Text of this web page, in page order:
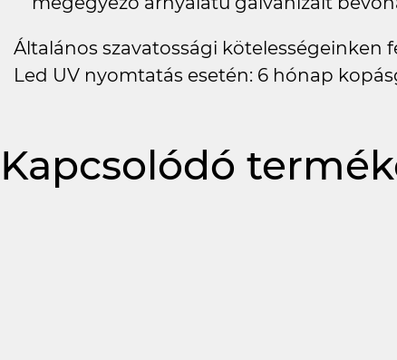
Általános szavatossági kötelességeinken
Led UV nyomtatás esetén: 6 hónap
Kapcsolódó